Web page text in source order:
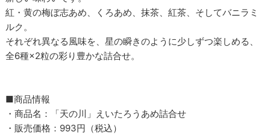
紅・黄の梅ぼ志あめ、くろあめ、抹茶、紅茶、そしてバニラミ
ルク。
それぞれ異なる風味を、星の瞬きのように少しずつ楽しめる、
全6種×2粒の彩り豊かな詰合せ。
■商品情報
・商品名：「天の川」えいたろうあめ詰合せ
・販売価格：993円（税込）